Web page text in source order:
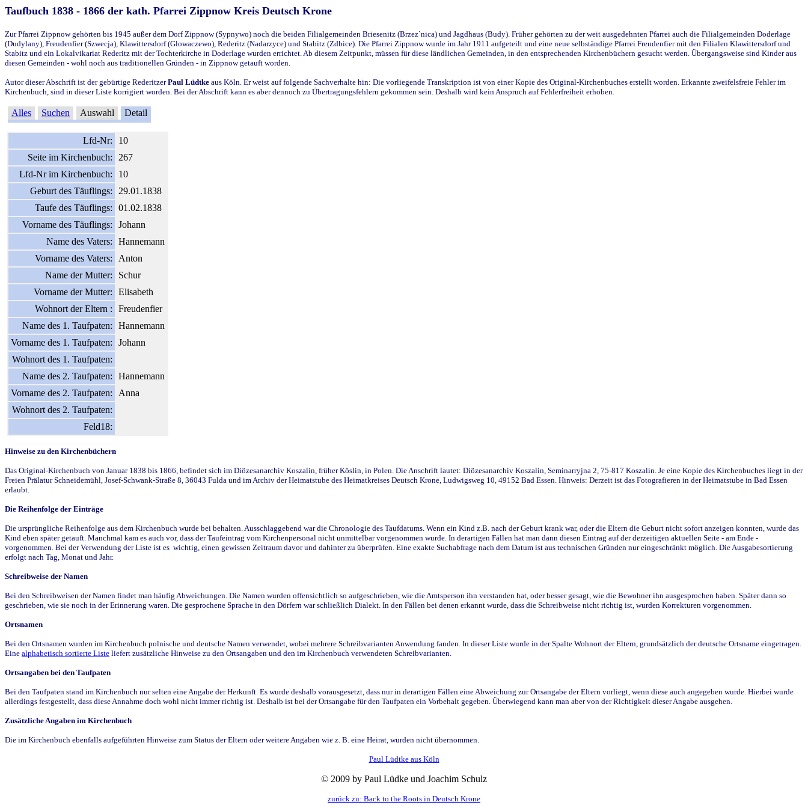
Taufbuch 1838 - 1866 der kath. Pfarrei Zippnow Kreis Deutsch Krone
Zur Pfarrei Zippnow gehörten bis 1945 außer dem Dorf Zippnow (Sypnywo) noch die beiden Filialgemeinden Briesenitz (Brzez`nica) und Jagdhaus (Budy). Früher gehörten zu der weit ausgedehnten Pfarrei auch die Filialgemeinden Doderlage
(Dudylany), Freudenfier (Szwecja), Klawittersdorf (Glowaczewo), Rederitz (Nadarzyce) und Stabitz (Zdbice). Die Pfarrei Zippnow wurde im Jahr 1911 aufgeteilt und eine neue selbständige Pfarrei Freudenfier mit den Filialen Klawittersdorf und
Stabitz und ein Lokalvikariat Rederitz mit der Tochterkirche in Doderlage wurden errichtet. Ab diesem Zeitpunkt, müssen für diese ländlichen Gemeinden, in den entsprechenden Kirchenbüchern gesucht werden. Übergangsweise sind Kinder aus
diesen Gemeinden - wohl noch aus traditionellen Gründen - in Zippnow getauft worden.
Autor dieser Abschrift ist der gebürtige RederitzerPaul Lüdtke aus Köln. Er weist auf folgende Sachverhalte hin: Die vorliegende Transkription ist von einer Kopie des Original-Kirchenbuches erstellt worden. Erkannte zweifelsfreie Fehler im
Kirchenbuch, sind in dieser Liste korrigiert worden. Bei der Abschrift kann es aber dennoch zu Übertragungsfehlern gekommen sein. Deshalb wird kein Anspruch auf Fehlerfreiheit erhoben.
Alles Suchen Auswahl Detail
Lfd-Nr:
10
Seite im Kirchenbuch:
267
Lfd-Nr im Kirchenbuch:
10
Geburt des Täuflings:
29.01.1838
Taufe des Täuflings:
01.02.1838
Vorname des Täuflings:
Johann
Name des Vaters:
Hannemann
Vorname des Vaters:
Anton
Name der Mutter:
Schur
Vorname der Mutter:
Elisabeth
Wohnort der Eltern :
Freudenfier
Name des 1. Taufpaten:
Hannemann
Vorname des 1. Taufpaten:
Johann
Wohnort des 1. Taufpaten:
Name des 2. Taufpaten:
Hannemann
Vorname des 2. Taufpaten:
Anna
Wohnort des 2. Taufpaten:
Feld18:
Hinweise zu den Kirchenbüchern
Das Original-Kirchenbuch von Januar 1838 bis 1866, befindet sich im Diözesanarchiv Koszalin, früher Köslin, in Polen. Die Anschrift lautet: Diözesanarchiv Koszalin, Seminarryjna 2, 75-817 Koszalin. Je eine Kopie des Kirchenbuches liegt in der
Freien Prälatur Schneidemühl, Josef-Schwank-Straße 8, 36043 Fulda und im Archiv der Heimatstube des Heimatkreises Deutsch Krone, Ludwigsweg 10, 49152 Bad Essen. Hinweis: Derzeit ist das Fotografieren in der Heimatstube in Bad Essen
erlaubt.
Die Reihenfolge der Einträge
Die ursprüngliche Reihenfolge aus dem Kirchenbuch wurde bei behalten. Ausschlaggebend war die Chronologie des Taufdatums. Wenn ein Kind z.B. nach der Geburt krank war, oder die Eltern die Geburt nicht sofort anzeigen konnten, wurde das
Kind eben später getauft. Manchmal kam es auch vor, dass der Taufeintrag vom Kirchenpersonal nicht unmittelbar vorgenommen wurde. In derartigen Fällen hat man dann diesen Eintrag auf der derzeitigen aktuellen Seite - am Ende -
vorgenommen. Bei der Verwendung der Liste ist es wichtig, einen gewissen Zeitraum davor und dahinter zu überprüfen. Eine exakte Suchabfrage nach dem Datum ist aus technischen Gründen nur eingeschränkt möglich. Die Ausgabesortierung
erfolgt nach Tag, Monat und Jahr.
Schreibweise der Namen
Bei den Schreibweisen der Namen findet man häufig Abweichungen. Die Namen wurden offensichtlich so aufgeschrieben, wie die Amtsperson ihn verstanden hat, oder besser gesagt, wie die Bewohner ihn ausgesprochen haben. Später dann so
geschrieben, wie sie noch in der Erinnerung waren. Die gesprochene Sprache in den Dörfern war schließlich Dialekt. In den Fällen bei denen erkannt wurde, dass die Schreibweise nicht richtig ist, wurden Korrekturen vorgenommen.
Ortsnamen
Bei den Ortsnamen wurden im Kirchenbuch polnische und deutsche Namen verwendet, wobei mehrere Schreibvarianten Anwendung fanden. In dieser Liste wurde in der Spalte Wohnort der Eltern, grundsätzlich der deutsche Ortsname eingetragen.
Eine alphabetisch sortierte Liste liefert zusätzliche Hinweise zu den Ortsangaben und den im Kirchenbuch verwendeten Schreibvarianten.
Ortsangaben bei den Taufpaten
Bei den Taufpaten stand im Kirchenbuch nur selten eine Angabe der Herkunft. Es wurde deshalb vorausgesetzt, dass nur in derartigen Fällen eine Abweichung zur Ortsangabe der Eltern vorliegt, wenn diese auch angegeben wurde. Hierbei wurde
allerdings festgestellt, dass diese Annahme doch wohl nicht immer richtig ist. Deshalb ist bei der Ortsangabe für den Taufpaten ein Vorbehalt gegeben. Überwiegend kann man aber von der Richtigkeit dieser Angabe ausgehen.
Zusätzliche Angaben im Kirchenbuch
Die im Kirchenbuch ebenfalls aufgeführten Hinweise zum Status der Eltern oder weitere Angaben wie z. B. eine Heirat, wurden nicht übernommen.
Paul Lüdtke aus Köln
© 2009 by Paul Lüdke und Joachim Schulz
zurück zu: Back to the Roots in Deutsch Krone